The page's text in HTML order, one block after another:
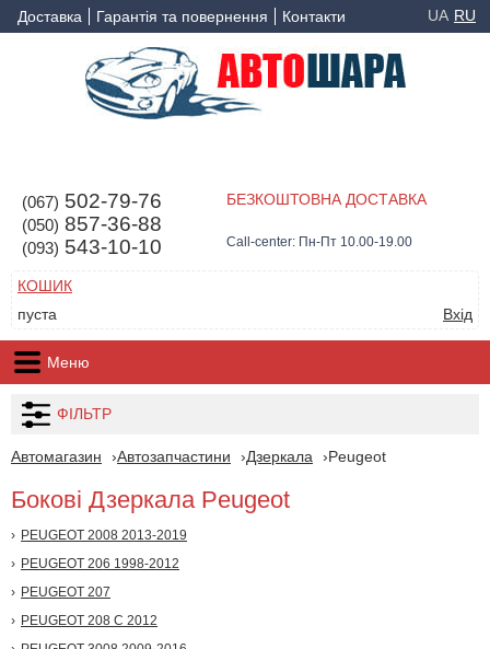
Доставка Гарантія та повернення Контакти UA RU
(067) 502-79-76
(050) 857-36-88
(093) 543-10-10
БЕЗКОШТОВНА ДОСТАВКА
Call-center: Пн-Пт 10.00-19.00
КОШИК
пуста
Вхід
Меню
ФІЛЬТР
Автомагазин Автозапчастини Дзеркала Peugeot
Бокові Дзеркала Peugeot
PEUGEOT 2008 2013-2019
PEUGEOT 206 1998-2012
PEUGEOT 207
PEUGEOT 208 С 2012